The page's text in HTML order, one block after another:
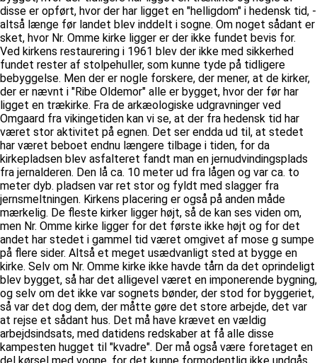
disse er opført, hvor der har ligget en "helligdom" i hedensk tid, -
altså længe før landet blev inddelt i sogne. Om noget sådant er
sket, hvor Nr. Omme kirke ligger er der ikke fundet bevis for.
Ved kirkens restaurering i 1961 blev der ikke med sikkerhed
fundet rester af stolpehuller, som kunne tyde på tidligere
bebyggelse. Men der er nogle forskere, der mener, at de kirker,
der er nævnt i "Ribe Oldemor" alle er bygget, hvor der før har
ligget en trækirke. Fra de arkæologiske udgravninger ved
Omgaard fra vikingetiden kan vi se, at der fra hedensk tid har
været stor aktivitet på egnen. Det ser endda ud til, at stedet
har været beboet endnu længere tilbage i tiden, for da
kirkepladsen blev asfalteret fandt man en jernudvindingsplads
fra jernalderen. Den lå ca. 10 meter ud fra lågen og var ca. to
meter dyb. pladsen var ret stor og fyldt med slagger fra
jernsmeltningen. Kirkens placering er også på anden måde
mærkelig. De fleste kirker ligger højt, så de kan ses viden om,
men Nr. Omme kirke ligger for det første ikke højt og for det
andet har stedet i gammel tid været omgivet af mose g sumpe
på flere sider. Altså et meget usædvanligt sted at bygge en
kirke. Selv om Nr. Omme kirke ikke havde tårn da det oprindeligt
blev bygget, så har det alligevel været en imponerende bygning,
og selv om det ikke var sognets bønder, der stod for byggeriet,
så var det dog dem, der måtte gøre det store arbejde, det var
at rejse et sådant hus. Det må have krævet en vældig
arbejdsindsats, med datidens redskaber at få alle disse
kampesten hugget til "kvadre". Der må også være foretaget en
del kørsel med vogne, for det kunne formodentlig ikke undgås,